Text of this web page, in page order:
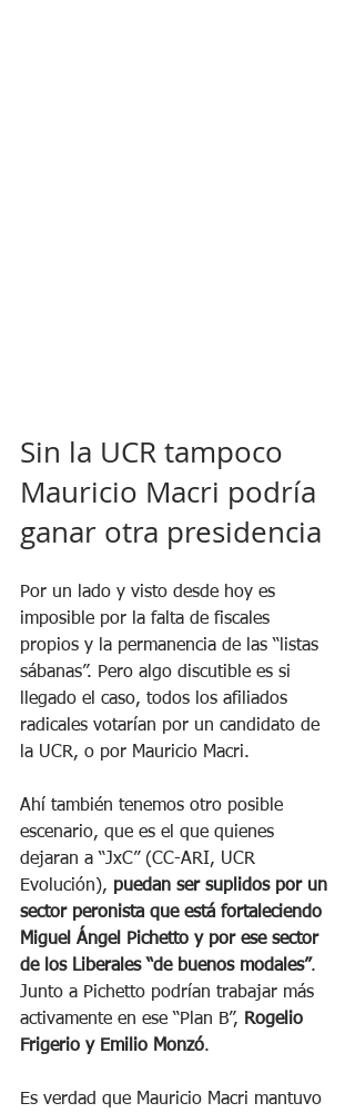
Sin la UCR tampoco
Mauricio Macri podría
ganar otra presidencia
Por un lado y visto desde hoy es
imposible por la falta de fiscales
propios y la permanencia de las “listas
sábanas”. Pero algo discutible es si
llegado el caso, todos los afiliados
radicales votarían por un candidato de
la UCR, o por Mauricio Macri.
Ahí también tenemos otro posible
escenario, que es el que quienes
dejaran a “JxC” (CC-ARI, UCR
Evolución), puedan ser suplidos por un
sector peronista que está fortaleciendo
Miguel Ángel Pichetto y por ese sector
de los Liberales “de buenos modales”.
Junto a Pichetto podrían trabajar más
activamente en ese “Plan B”, Rogelio
Frigerio y Emilio Monzó.
Es verdad que Mauricio Macri mantuvo